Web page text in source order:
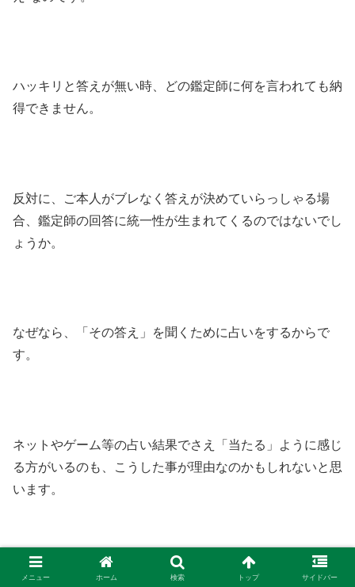
ハッキリと答えが無い時、どの鑑定師に何を言われても納
得できません。
反対に、ご本人がブレなく答えが決めていらっしゃる場
合、鑑定師の回答に統一性が生まれてくるのではないでし
ょうか。
なぜなら、「その答え」を聞くために占いをするからで
す。
ネットやゲーム等の占い結果でさえ「当たる」ように感じ
る方がいるのも、こうした事が理由なのかもしれないと思
います。
[st-kaiwa1]結果が予想外の場合は心のどこかで反対の答え
メニュー ホーム 検索 トップ サイドバー